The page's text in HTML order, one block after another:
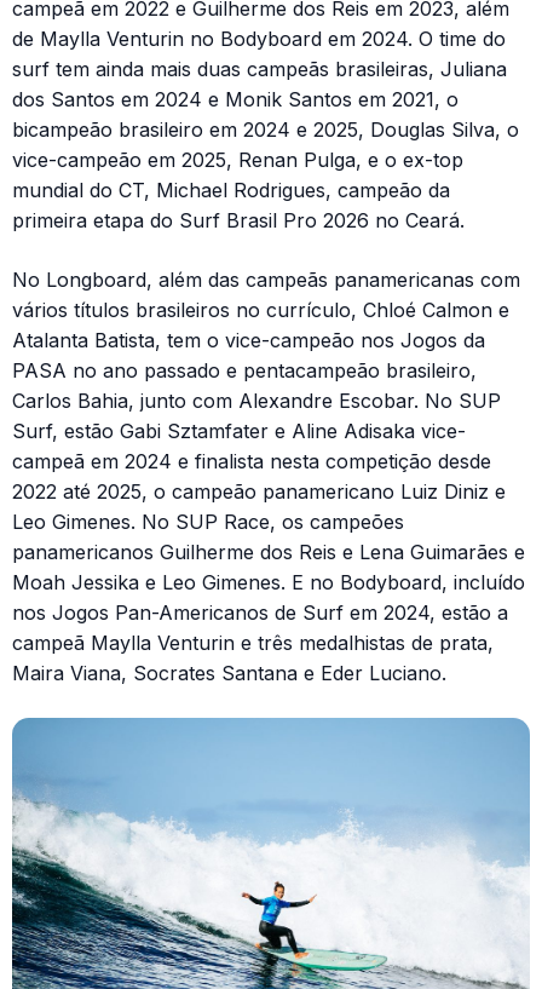
campeã em 2022 e Guilherme dos Reis em 2023, além
de Maylla Venturin no Bodyboard em 2024. O time do
surf tem ainda mais duas campeãs brasileiras, Juliana
dos Santos em 2024 e Monik Santos em 2021, o
bicampeão brasileiro em 2024 e 2025, Douglas Silva, o
vice-campeão em 2025, Renan Pulga, e o ex-top
mundial do CT, Michael Rodrigues, campeão da
primeira etapa do Surf Brasil Pro 2026 no Ceará.
No Longboard, além das campeãs panamericanas com
vários títulos brasileiros no currículo, Chloé Calmon e
Atalanta Batista, tem o vice-campeão nos Jogos da
PASA no ano passado e pentacampeão brasileiro,
Carlos Bahia, junto com Alexandre Escobar. No SUP
Surf, estão Gabi Sztamfater e Aline Adisaka vice-
campeã em 2024 e finalista nesta competição desde
2022 até 2025, o campeão panamericano Luiz Diniz e
Leo Gimenes. No SUP Race, os campeões
panamericanos Guilherme dos Reis e Lena Guimarães e
Moah Jessika e Leo Gimenes. E no Bodyboard, incluído
nos Jogos Pan-Americanos de Surf em 2024, estão a
campeã Maylla Venturin e três medalhistas de prata,
Maira Viana, Socrates Santana e Eder Luciano.